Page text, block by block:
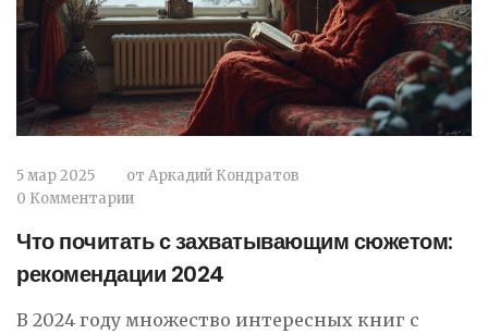
5 мар 2025 от Аркадий Кондратов
0 Комментарии
Что почитать с захватывающим сюжетом:
рекомендации 2024
В 2024 году множество интересных книг с